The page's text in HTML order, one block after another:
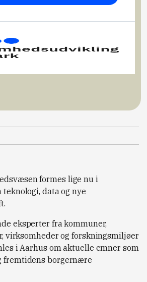
formes lige nu i
data og nye
eksperter fra kommuner,
virksomheder og forskningsmiljøer
i Aarhus om aktuelle emner som
fremtidens borgernære